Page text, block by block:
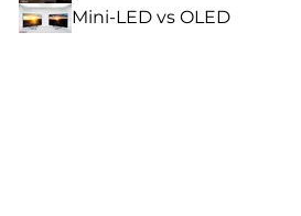
Mini-LED vs OLED